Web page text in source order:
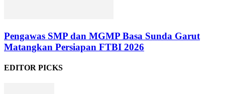
Pengawas SMP dan MGMP Basa Sunda Garut
Matangkan Persiapan FTBI 2026
EDITOR PICKS